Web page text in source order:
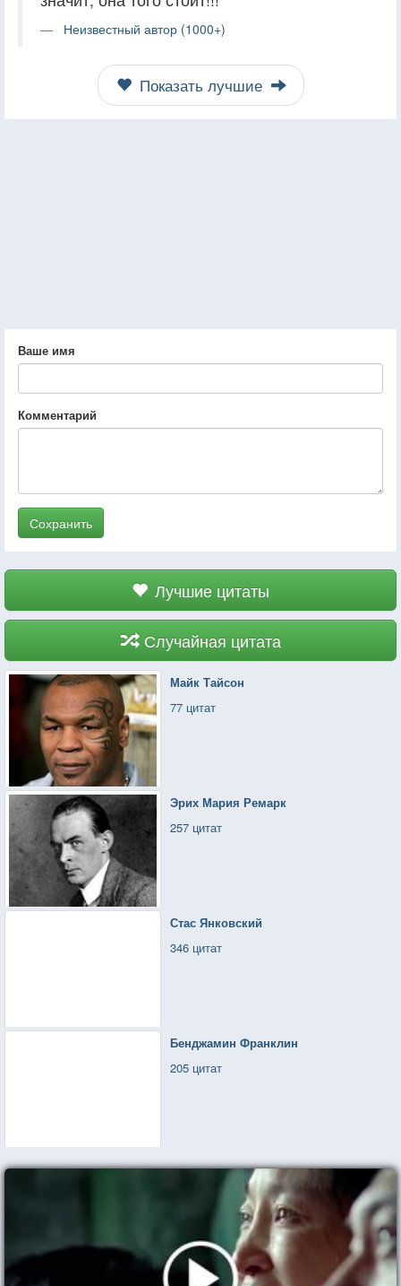
Неизвестный автор (1000+)
Показать лучшие
Ваше имя
Комментарий
Сохранить
Лучшие цитаты
Случайная цитата
Майк Тайсон
77 цитат
Эрих Мария Ремарк
257 цитат
Стас Янковский
346 цитат
Бенджамин Франклин
205 цитат